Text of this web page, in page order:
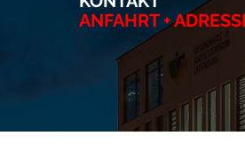
ANFAHRT +